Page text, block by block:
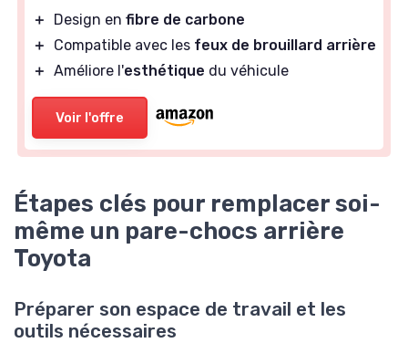
＋ Design en fibre de carbone
＋
Compatible avec les feux de brouillard arrière
＋ Améliore l'esthétique du véhicule
Voir l'offre
Étapes clés pour remplacer soi-
même un pare-chocs arrière
Toyota
Préparer son espace de travail et les
outils nécessaires